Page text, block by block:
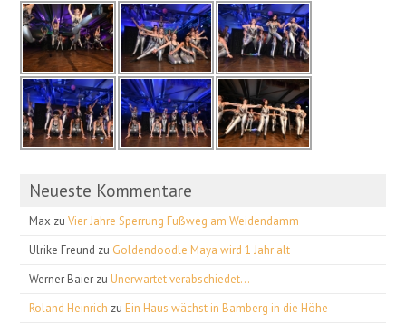
Neueste Kommentare
Max zuVier Jahre Sperrung Fußweg am Weidendamm
Ulrike Freund zu Goldendoodle Maya wird 1 Jahr alt
Werner Baier zu Unerwartet verabschiedet…
Roland Heinrich zu Ein Haus wächst in Bamberg in die Höhe